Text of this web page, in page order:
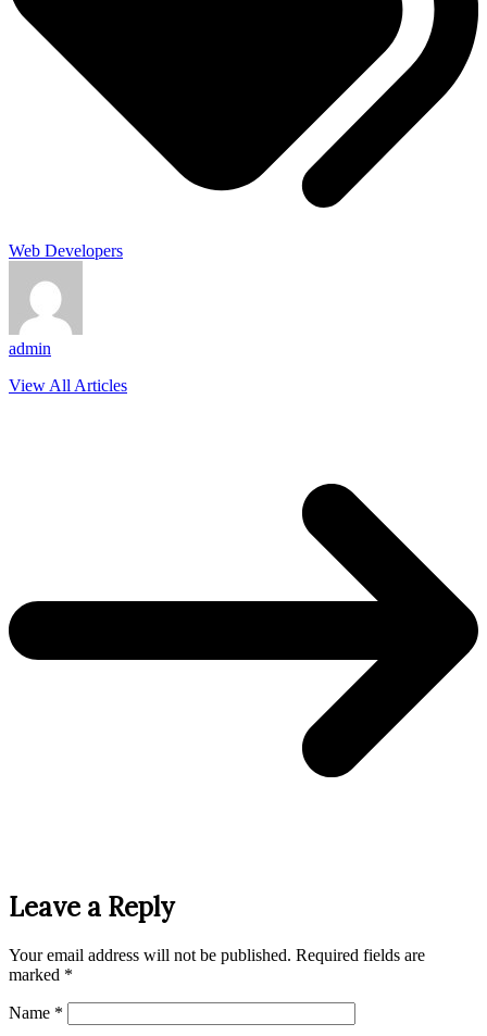
Web Developers
admin
View All Articles
Leave a Reply
Your email address will not be published. Required fields are
marked *
Name *